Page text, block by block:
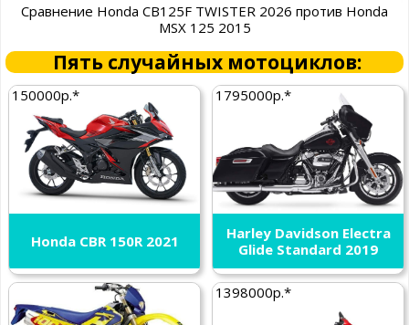
Сравнение Honda CB125F TWISTER 2026 против Honda
MSX 125 2015
Пять случайных мотоциклов:
150000р.*
Honda CBR 150R 2021
1795000р.*
Harley Davidson Electra
Glide Standard 2019
1398000р.*